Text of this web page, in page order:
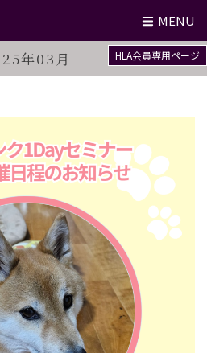
MENU
HLA会員専用ページ
年03月